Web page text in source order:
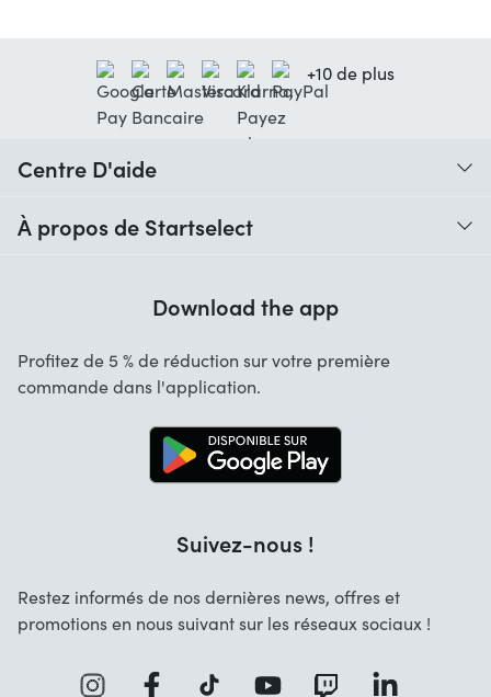
+10 de plus
Centre D'aide
Contact
À propos de Startselect
Startselect App
Recrutement
Solutions d'entreprise
Download the app
Profitez de 5 % de réduction sur votre première
commande dans l'application.
Suivez-nous !
Restez informés de nos dernières news, offres et
promotions en nous suivant sur les réseaux sociaux !